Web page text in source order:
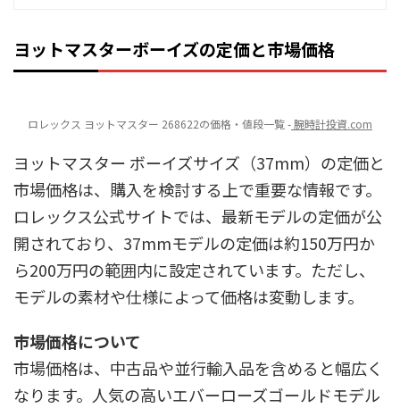
ヨットマスターボーイズの定価と市場価格
ロレックス ヨットマスター 268622の価格・値段一覧 -腕時計投資.com
ヨットマスター ボーイズサイズ（37mm）の定価と
市場価格は、購入を検討する上で重要な情報です。
ロレックス公式サイトでは、最新モデルの定価が公
開されており、37mmモデルの定価は約150万円か
ら200万円の範囲内に設定されています。ただし、
モデルの素材や仕様によって価格は変動します。
市場価格について
市場価格は、中古品や並行輸入品を含めると幅広く
なります。人気の高いエバーローズゴールドモデル